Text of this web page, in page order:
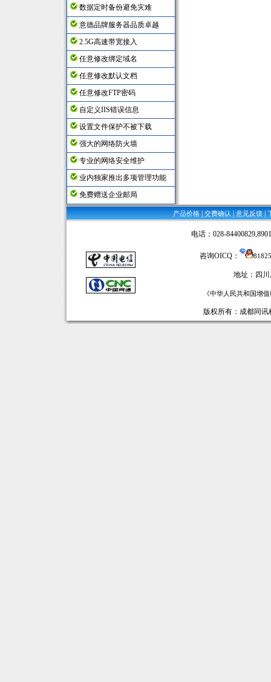
数据定时备份避免灾难
意德品牌服务器品质卓越
2.5G高速带宽接入
任意修改绑定域名
任意修改默认文档
任意修改FTP密码
自定义IIS错误信息
设置文件保护不被下载
强大的网络防火墙
专业的网络安全维护
业内独家推出多项管理功能
免费赠送企业邮局
产品价格 | 交费确认 | 意见反馈 |
电话：028-
咨询OICQ：
地址：四
《中华人民共和国增
版权所有：成都同讯